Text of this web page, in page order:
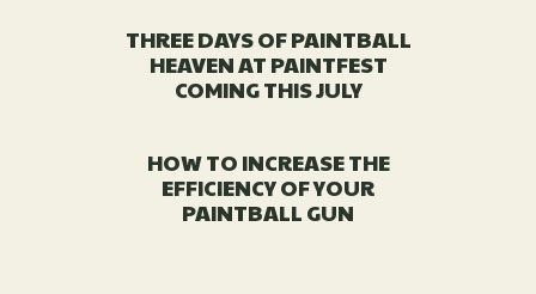
THREE DAYS OF PAINTBALL
HEAVEN AT PAINTFEST
COMING THIS JULY
HOW TO INCREASE THE
EFFICIENCY OF YOUR
PAINTBALL GUN